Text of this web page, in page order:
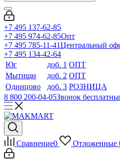
+7 495 137-62-85
+7 495 974-62-85Опт
+7 495 785-11-41Центральный
+7 495 134-42-64
Юг
доб. 1 ОПТ
Мытищи
доб. 2 ОПТ
Одинцово
доб. 3 РОЗНИЦА
8 800 200-04-05Звонок
Сравнение0 Отложенные